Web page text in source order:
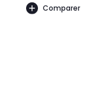
Comparer